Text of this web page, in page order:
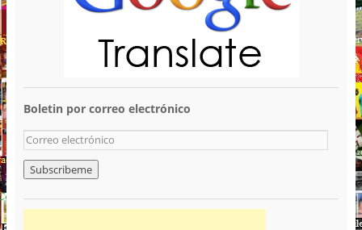
Boletin por correo electrónico